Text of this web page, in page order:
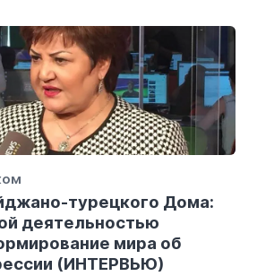
турецкого Дома:
деятельностью
мира об
(ИНТЕРВЬЮ)